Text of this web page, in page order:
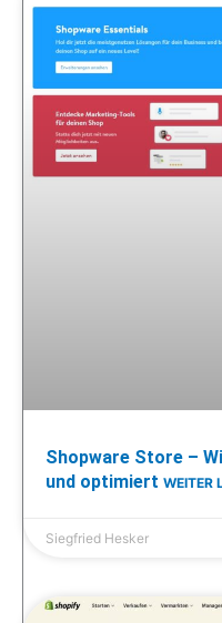
Shopware Store –
und optimiert WEITER
Siegfried Hesker